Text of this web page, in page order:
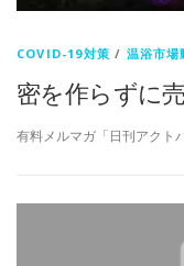
COVID-19対策 / 温浴市場
密を作らずに
有料メルマガ「日刊アクト